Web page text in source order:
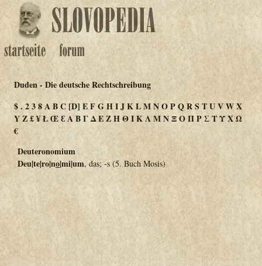
Duden - Die deutsche Rechtschreibung
$.238ABC [D] EFGHIJKLMNOPQRS TUVWX
YZ£¥ŁŒƐΑΒΓΔΕΖΗΘΙΚΛΜΝΞΟΠΡΣΤΥΧΩ
€
Deuteronomium
Deu|te|ro|no|mi|um, das; -s (5. Buch Mosis)